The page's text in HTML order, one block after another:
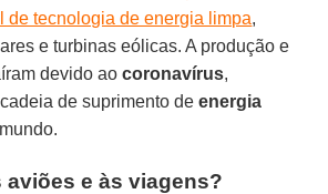
de tecnologia de energia limpa,
e turbinas eólicas. A produção e
devido aocoronavírus,
de suprimento deenergia
aviões e às viagens?